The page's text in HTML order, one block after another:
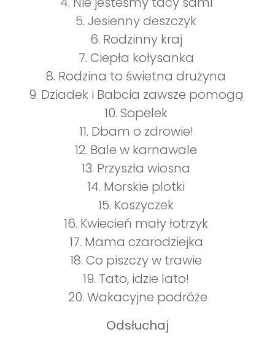
5. Jesienny deszczyk
6. Rodzinny kraj
7. Ciepła kołysanka
8. Rodzina to świetna drużyna
9. Dziadek i Babcia zawsze pomogą
10. Sopelek
11. Dbam o zdrowie!
12. Bale w karnawale
13. Przyszła wiosna
14. Morskie plotki
15. Koszyczek
16. Kwiecień mały łotrzyk
17. Mama czarodziejka
18. Co piszczy w trawie
19. Tato, idzie lato!
20. Wakacyjne podróże
Odsłuchaj